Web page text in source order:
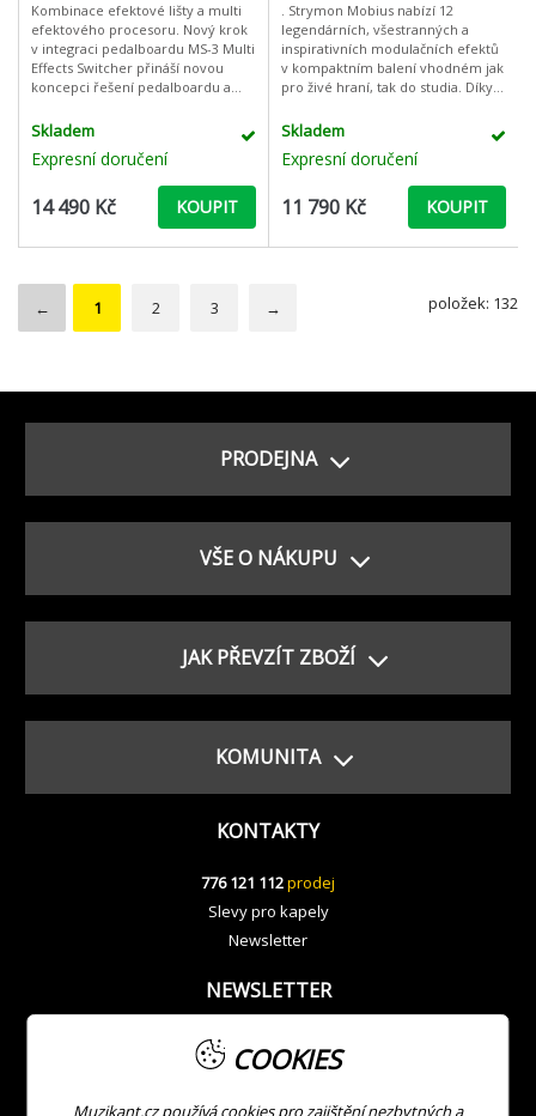
Kombinace efektové lišty a multi
efektového procesoru. Nový krok
v integraci pedalboardu MS-3 Multi
Effects Switcher přináší novou
koncepci řešení pedalboardu a
- v jednom praktické
Skladem
Expresní doručení
14 490 Kč KOUPIT
. Strymon Mobius nabízí 12
legendárních, všestranných a
inspirativních modulačních efektů
v kompaktním balení vhodném jak
pro živé hraní, tak do studia. Díky
disponuje efekt vynikající zvuko
Skladem
Expresní doručení
11 790 Kč KOUPIT
← 1 2 3 → položek: 132
PRODEJNA
VŠE O NÁKUPU
JAK PŘEVZÍT ZBOŽÍ
KOMUNITA
KONTAKTY
776 121 112prodej
Slevy pro kapely
Newsletter
NEWSLETTER
COOKIES
Muzikant.cz používá cookies pro zajištění nezbytných a